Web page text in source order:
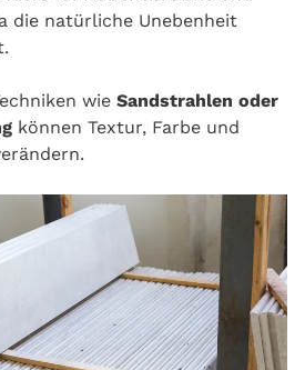
die natürliche Unebenheit
wie Sandstrahlen oder
können Textur, Farbe und